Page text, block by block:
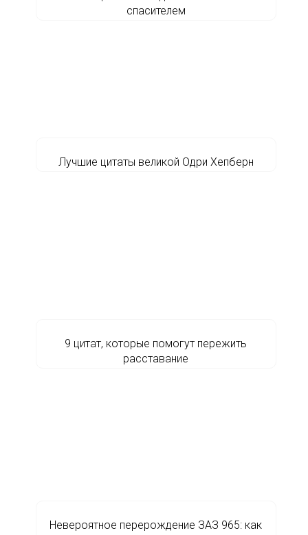
спасителем
Лучшие цитаты великой Одри Хепберн
9 цитат, которые помогут пережить
расставание
Невероятное перерождение ЗАЗ 965: как